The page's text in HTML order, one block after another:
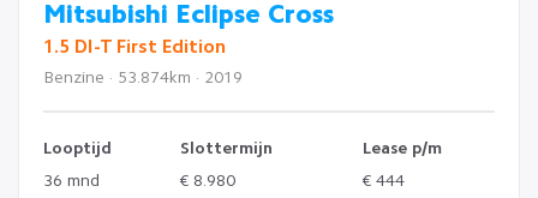
Mitsubishi Eclipse Cross
1.5 DI-T First Edition
Benzine · 53.874km · 2019
Looptijd Slottermijn
Lease p/m
36 mnd
€ 8.980
€ 444